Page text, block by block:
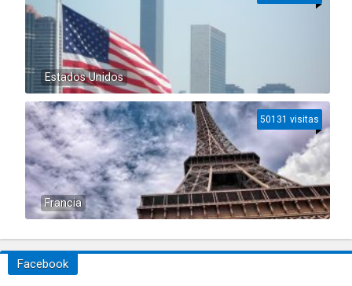
Estados Unidos
Francia
50131 visitas
Facebook